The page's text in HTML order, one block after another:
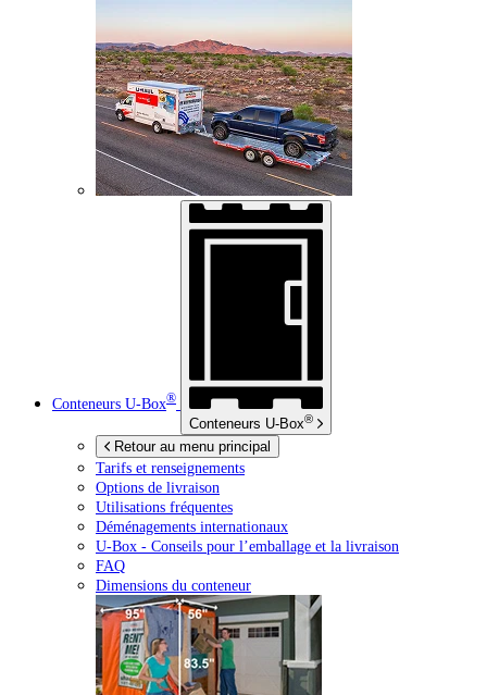
Conteneurs U-Box®
Conteneurs U-Box®
Retour au menu principal
Tarifs et renseignements
Options de livraison
Utilisations fréquentes
Déménagements internationaux
U-Box - Conseils pour l’emballage et la livraison
FAQ
Dimensions du conteneur